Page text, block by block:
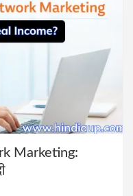
Marketing: